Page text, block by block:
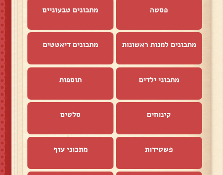
פסטה מתכונים טבעוניים
מתכונים למנות ראשונות מתכונים דיאטטים
מתכוני ילדים תוספות
קינוחים סלטים
פשטידות מתכוני עוף